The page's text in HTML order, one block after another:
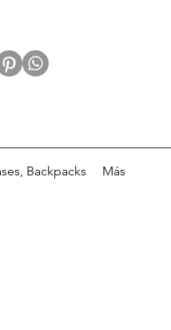
Backpacks Más